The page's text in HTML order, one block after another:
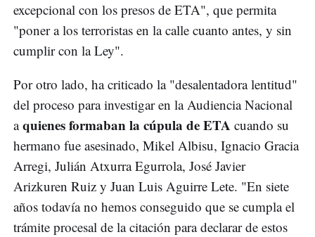
excepcional con los presos de ETA", que permita
"poner a los terroristas en la calle cuanto antes, y sin
cumplir con la Ley".
Por otro lado, ha criticado la "desalentadora lentitud"
del proceso para investigar en la Audiencia Nacional
aquienes formaban la cúpula de ETA cuando su
hermano fue asesinado, Mikel Albisu, Ignacio Gracia
Arregi, Julián Atxurra Egurrola, José Javier
Arizkuren Ruiz y Juan Luis Aguirre Lete. "En siete
años todavía no hemos conseguido que se cumpla el
trámite procesal de la citación para declarar de estos